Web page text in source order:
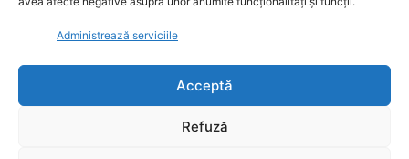
Administrează serviciile
Acceptă
Refuză
Social
Educatie
Cultura
149